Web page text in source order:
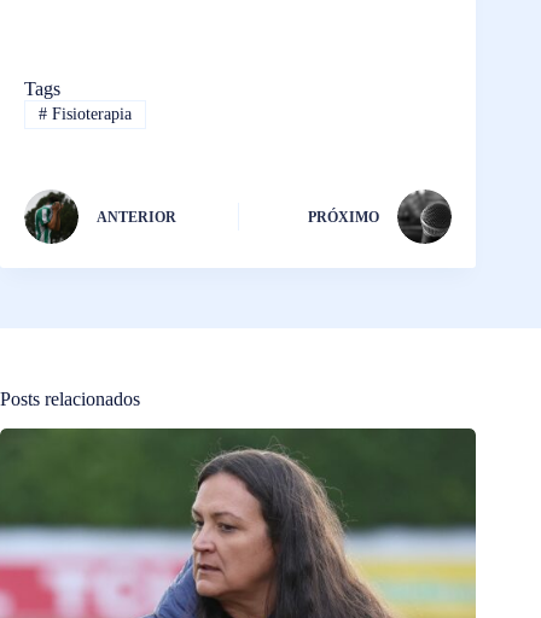
Tags
#Fisioterapia
ANTERIOR PRÓXIMO
Posts relacionados